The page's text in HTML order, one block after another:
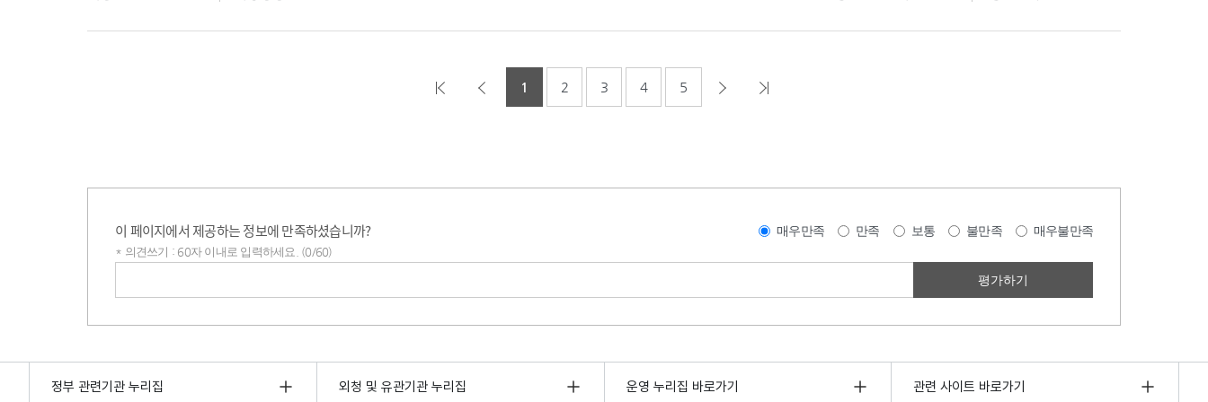
1 2 3 4 5
이 페이지에서 제공하는 정보에 만족하셨습니까? 매우만족 만족 보통 불만족 매우불만족
* 의견쓰기 : 60자 이내로 입력하세요. (0/60)
정부 관련기관 누리집 외청 및 유관기관 누리집 운영 누리집 바로가기 관련 사이트 바로가기